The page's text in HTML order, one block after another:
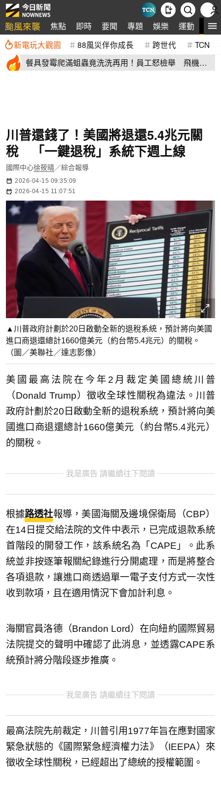
颱風來襲 焦點 即時 要聞 專題 娛樂 運動 全
新電玩大觀園 88風災伴你成長 跨世代 TCN
餐具發霉爬滿蛆蟲竟洗洗再用！員工怒檢舉 飛機餐
川普還錢了！美國將退還5.4兆元關
稅 「一鍵退稅」系統下週上線
國際中心徐筱晴／綜合報導
2026-04-15 09:35:09
2026-04-15 11:07:51
▲川普政府計劃於20日啟動全新的退稅系統，預計將向美國
進口商退還總計1660億美元（約台幣5.4兆元）的關稅。
（圖／美聯社／達志影像）
美國最高法院在今年2月裁定美國總統川普
（Donald Trump）徵收全球性關稅為違法。川普
政府計劃於20日啟動全新的退稅系統，預計將向美
國進口商退還總計1660億美元（約台幣5.4兆元）
的關稅。
我是廣告 請繼續往下閱讀
根據路透社報導，美國海關及邊境保衛局（CBP）
在14日提交給法院的文件中表示，已完成退款系統
首階段的開發工作，該系統名為「CAPE」。此系
統並非按逐筆報關紀錄進行分開處理，而是將整合
各項退款，讓進口商透過單一電子支付方式一次性
收到款項，且在適用情況下會加計利息。
海關官員洛德（Brandon Lord）在向紐約國際貿易
法院提交的聲明中確認了此消息，並透露CAPE系
統預計將分階段逐步推廣。
我是廣告 請繼續往下閱讀
最高法院先前裁定，川普引用1977年旨在應對國家
緊急狀態的《國際緊急經濟權力法》（IEEPA）來
徵收全球性關稅，已經超出了總統的授權範圍。